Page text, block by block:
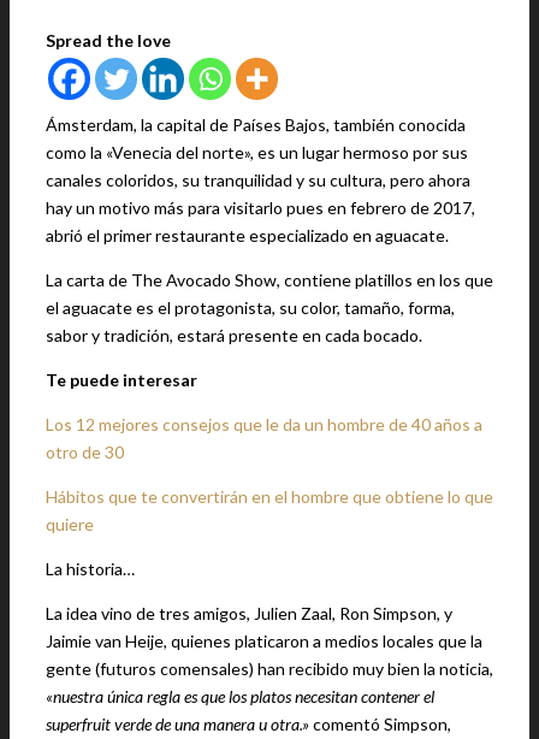
Spread the love
Ámsterdam, la capital de Países Bajos, también conocida
como la «Venecia del norte», es un lugar hermoso por sus
canales coloridos, su tranquilidad y su cultura, pero ahora
hay un motivo más para visitarlo pues en febrero de 2017,
abrió el primer restaurante especializado en aguacate.
La carta de The Avocado Show, contiene platillos en los que
el aguacate es el protagonista, su color, tamaño, forma,
sabor y tradición, estará presente en cada bocado.
Te puede interesar
Los 12 mejores consejos que le da un hombre de 40 años a
otro de 30
Hábitos que te convertirán en el hombre que obtiene lo que
quiere
La historia…
La idea vino de tres amigos, Julien Zaal, Ron Simpson, y
Jaimie van Heije, quienes platicaron a medios locales que la
gente (futuros comensales) han recibido muy bien la noticia,
«nuestra única regla es que los platos necesitan contener el
superfruitverde de una manera u otra.»comentó Simpson,